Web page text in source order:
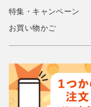
特集・キャンペーン
お買い物かご